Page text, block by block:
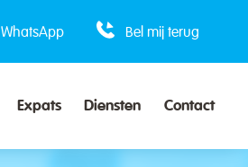
WhatsApp Bel mij terug
Expats Diensten Contact